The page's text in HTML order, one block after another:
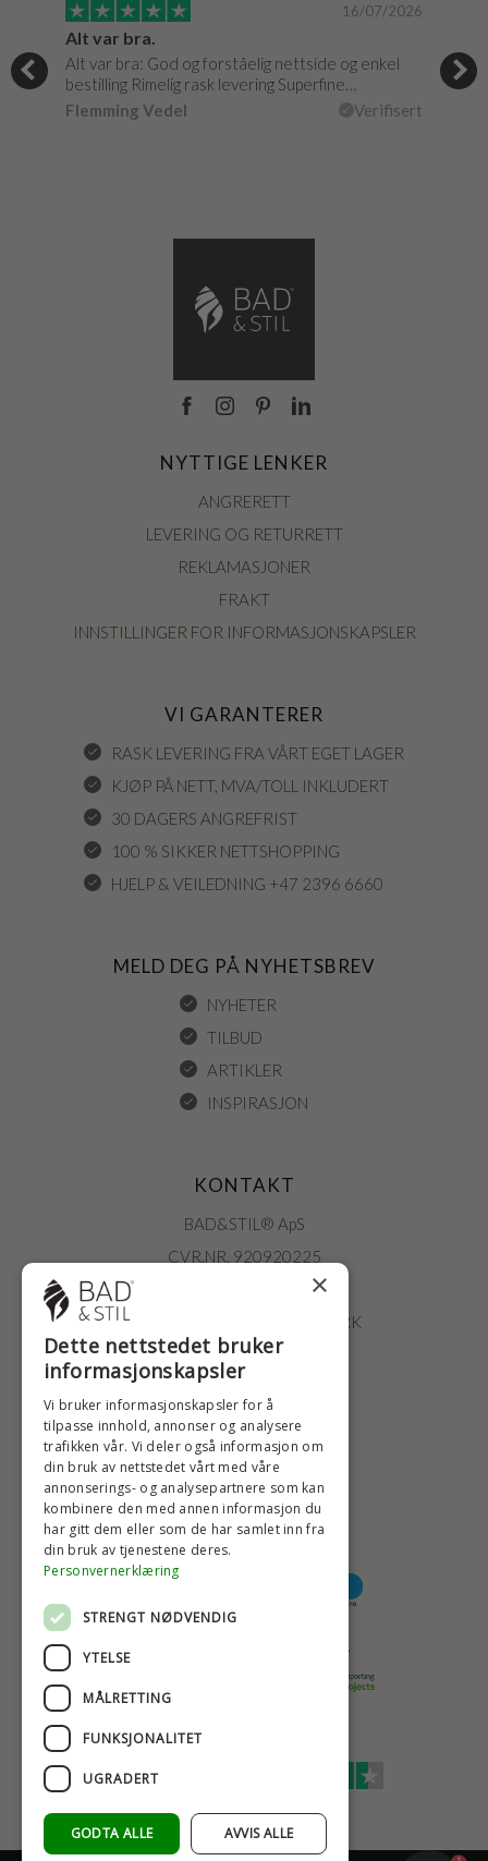
16/07/2026
Alt var bra.
Alt var bra: God og forståelig nettside og enkel
bestilling Rimelig rask levering Superfine…
Flemming Vedel
Verifisert
Jeg
fikk
NYTTIGE LENKER
ANGRERETT
LEVERING OG RETURRETT
REKLAMASJONER
FRAKT
INNSTILLINGER FOR INFORMASJONSKAPSLER
VI GARANTERER
RASK LEVERING FRA VÅRT EGET LAGER
KJØP PÅ NETT, MVA/TOLL INKLUDERT
30 DAGERS ANGREFRIST
100 % SIKKER NETTSHOPPING
HJELP & VEILEDNING +47 2396 6660
MELD DEG PÅ NYHETSBREV
NYHETER
TILBUD
ARTIKLER
INSPIRASJON
KONTAKT
BAD&STIL® ApS
CVR.NR. 920920225
ØSTERBROGADE 202
2100 KØBENHAVN • DANMARK
+47 2396 6660
BADSTIL@BADSTIL.NO
HØYESTE KREDITTVURD
BETALINGSALTERNATIVER
TRYGG OG SIKKER NETTHANDEL
TRUSTSCORE 4,7
×
Dette nettstedet bruker
informasjonskapsler
Vi bruker informasjonskapsler for å
tilpasse innhold, annonser og analysere
trafikken vår. Vi deler også informasjon om
din bruk av nettstedet vårt med våre
annonserings- og analysepartnere som kan
kombinere den med annen informasjon du
har gitt dem eller som de har samlet inn fra
din bruk av tjenestene deres.
Personvernerklæring
STRENGT NØDVENDIG
YTELSE
MÅLRETTING
FUNKSJONALITET
UGRADERT
GODTA ALLE AVVIS ALLE